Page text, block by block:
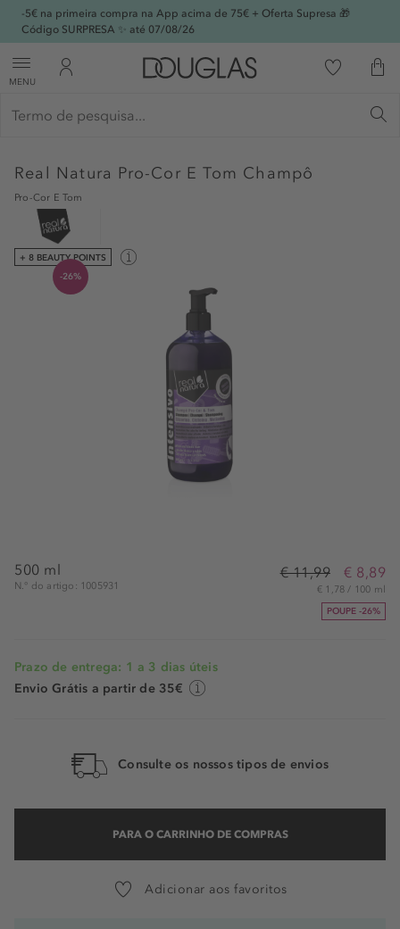
-5€ na primeira compra na App acima de 75€ + Oferta Supresa 🎁
Código SURPRESA ✨ até 07/08/26
MENU
Real Natura Pro-Cor E Tom Champô
Pro-Cor E Tom
+ 8 BEAUTY POINTS
-26%
500 ml
N.° do artigo: 1005931
€ 11,99 € 8,89
€ 1,78 / 100 ml
POUPE -26%
Prazo de entrega: 1 a 3 dias úteis
Envio Grátis a partir de 35€
Consulte os nossos tipos de envios
PARA O CARRINHO DE COMPRAS
Adicionar aos favoritos